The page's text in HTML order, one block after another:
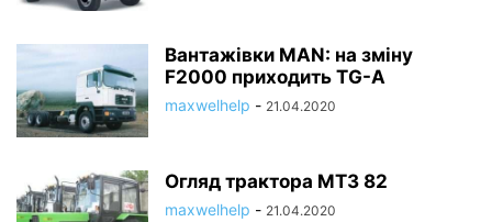
Вантажівки МАN: на зміну
F2000 приходить ТG-А
maxwelhelp - 21.04.2020
Огляд трактора МТЗ 82
maxwelhelp - 21.04.2020